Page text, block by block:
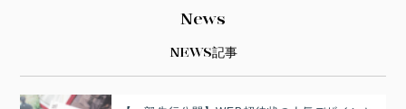
News
NEWS記事